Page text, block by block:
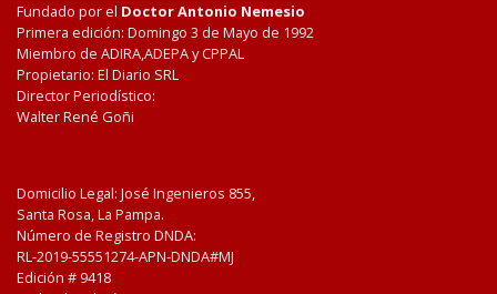
Fundado por el Doctor Antonio Nemesio
Primera edición: Domingo 3 de Mayo de 1992
Miembro de ADIRA,ADEPA y CPPAL
Propietario: El Diario SRL
Director Periodístico:
Walter René Goñi
Domicilio Legal: José Ingenieros 855,
Santa Rosa, La Pampa.
Número de Registro DNDA:
RL-2019-55551274-APN-DNDA#MJ
Edición # 9418